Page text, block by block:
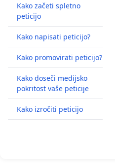
Kako začeti spletno
peticijo
Kako napisati peticijo?
Kako promovirati peticijo?
Kako doseči medijsko
pokritost vaše peticije
Kako izročiti peticijo